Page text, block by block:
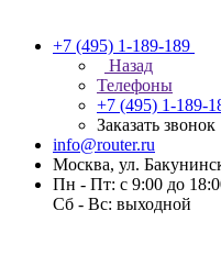
+7 (495) 1-189-189
Назад
Телефоны
+7 (495) 1-189-
Заказать звонок
info@router.ru
Москва, ул.
Пн - Пт: с 9:00 до
Cб - Вс: выходной